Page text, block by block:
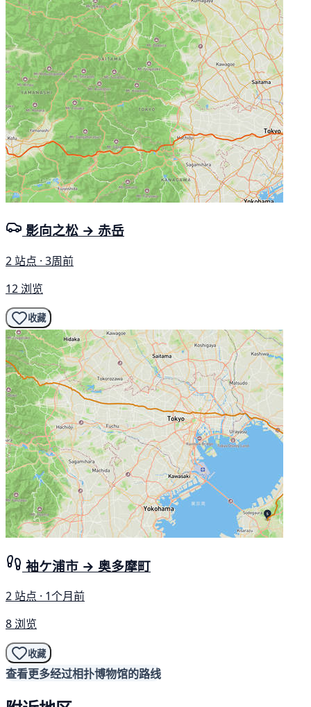
影向之松 → 赤岳
2 站点 · 3周前
12 浏览
收藏
袖ケ浦市 → 奥多摩町
2 站点 · 1个月前
8 浏览
收藏
查看更多经过相扑博物馆的路线